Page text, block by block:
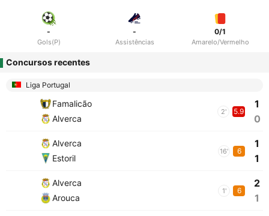
-
Gols(P)
-
Assistências
0/1
Amarelo/Vermelho
Concursos recentes
Liga Portugal
Famalicão
Alverca
2' 5.9
1
0
Alverca
Estoril
16' 6
1
1
Alverca
Arouca
1' 6
2
1